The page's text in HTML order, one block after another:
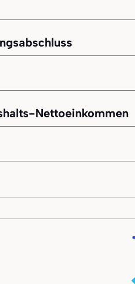
Nettoeinkommen